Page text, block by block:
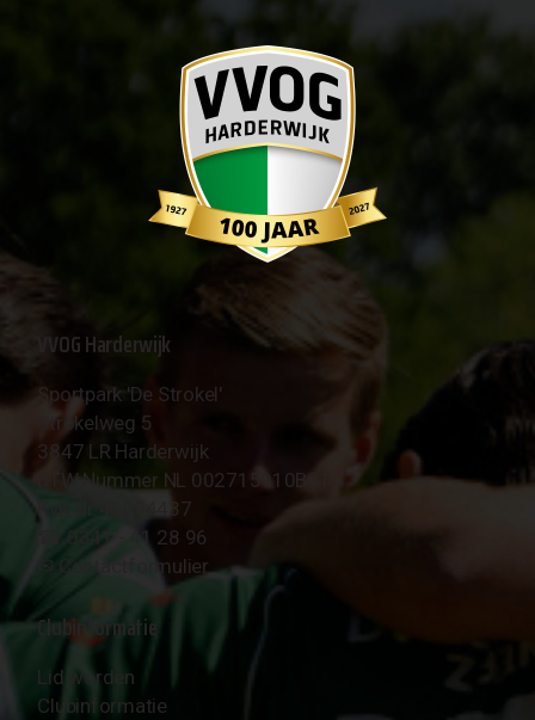
VVOG Harderwijk
Sportpark 'De Strokel'
Strokelweg 5
3847 LR Harderwijk
BTW Nummer NL 002715910B01
KvK Nr 40094437
☎︎ 0341 - 41 28 96
✉︎ Contactformulier
Clubinformatie
Lid worden
Clubinformatie